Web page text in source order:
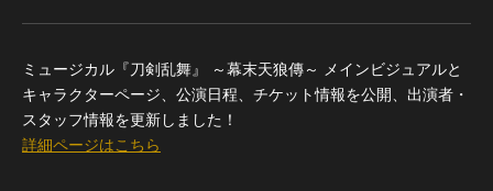
ミュージカル『刀剣乱舞』 ～幕末天狼傳～ メインビジュアルと
キャラクターページ、公演日程、チケット情報を公開、出演者・
スタッフ情報を更新しました！
詳細ページはこちら